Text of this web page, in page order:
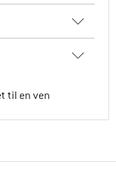
til en ven